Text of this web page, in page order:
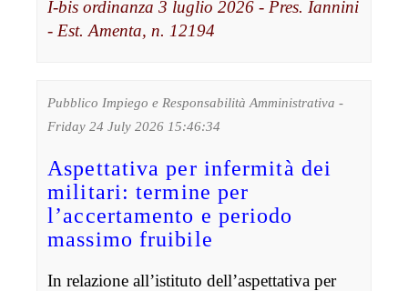
I-bis ordinanza 3 luglio 2026 - Pres. Iannini
- Est. Amenta, n. 12194
Pubblico Impiego e Responsabilità Amministrativa -
Friday 24 July 2026 15:46:34
Aspettativa per infermità dei
militari: termine per
l’accertamento e periodo
massimo fruibile
In relazione all’istituto dell’aspettativa per